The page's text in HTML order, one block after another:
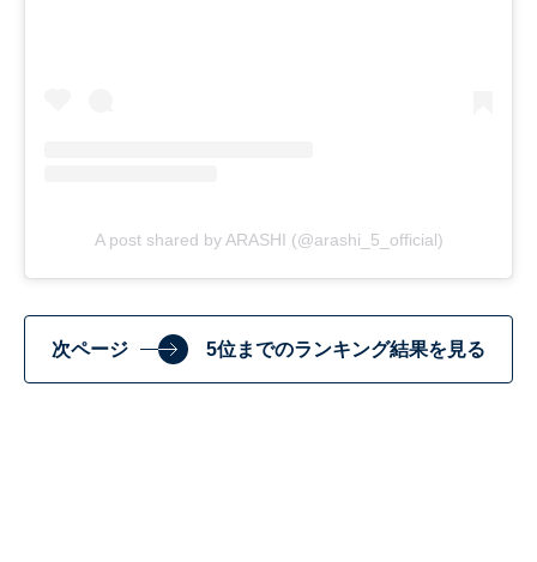
A post shared by ARASHI (@arashi_5_official)
次ページ 5位までのランキング結果を見る